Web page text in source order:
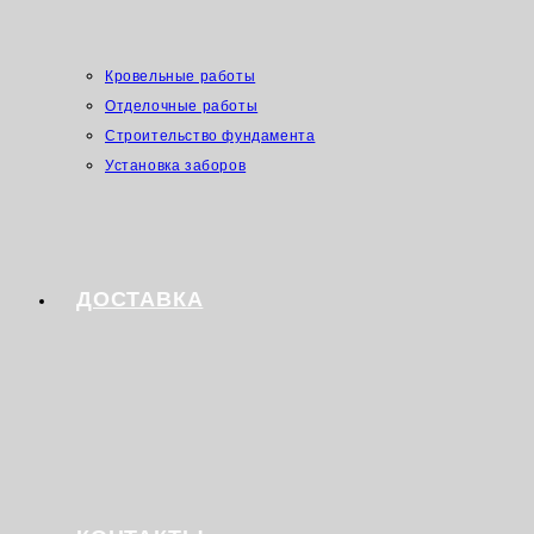
Кровельные работы
Отделочные работы
Строительство фундамента
Установка заборов
ДОСТАВКА